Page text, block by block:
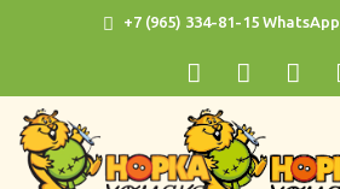
+7 (965) 334-81-15 WhatsApp